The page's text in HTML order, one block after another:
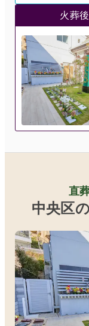
火葬
直
中央区